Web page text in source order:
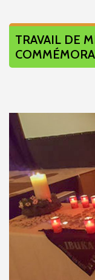
TRAVAIL DE